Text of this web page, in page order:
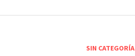
SIN CATEGORÍA